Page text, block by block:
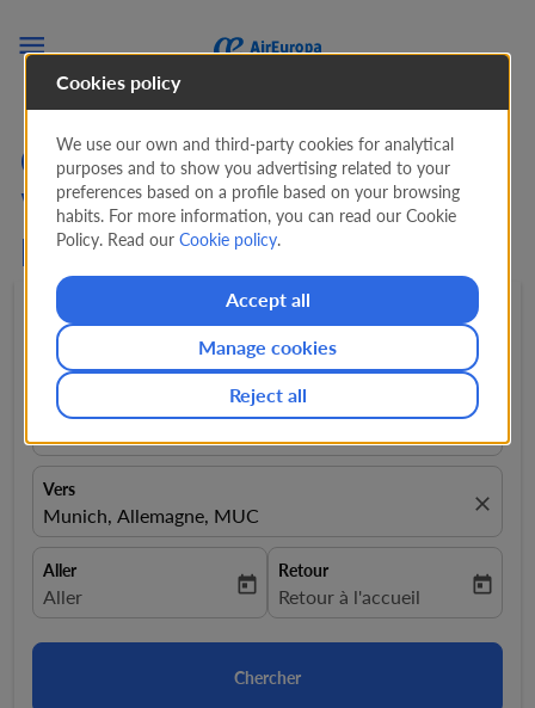

Cherchez des Offres de
Vols de San Salvador vers
Munich (SAL - MUC)
Aller-retour 1 Passagerexpand_more
De
close
Vers
Munich, Allemagne, MUC close
Aller
fc-booking-departure-date-aria-label
Aller today
Retour
fc-booking-return-date-aria-
Retour à l'accueil today
Chercher
Cookies policy
We use our own and third-party cookies for analytical
purposes and to show you advertising related to your
preferences based on a profile based on your browsing
habits. For more information, you can read our Cookie
Policy. Read ourCookie policy.
Accept all
Reject all
Manage cookies